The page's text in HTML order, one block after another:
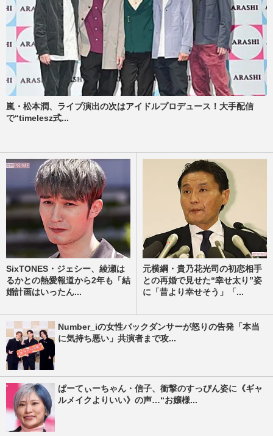
嵐・松本潤、ライブ演出の次はアイドルプロデュース！大手配信
で“timelesz式...
SixTONES・ジェシー、綾瀬は
るかとの熱愛報道から2年も「結
婚計画はいったん...
元横綱・貴乃花光司の初恋相手
との再婚で見せた“幸せ太り”姿
に「昔より幸せそう」「...
Number_iの女性バックダンサーが怒りの告発「本当
に気持ち悪い」共演者まで攻...
ぱーてぃーちゃん・信子、衝撃のすっぴん姿に《ギャ
ルメイクよりいい》の声…“お嬢様...